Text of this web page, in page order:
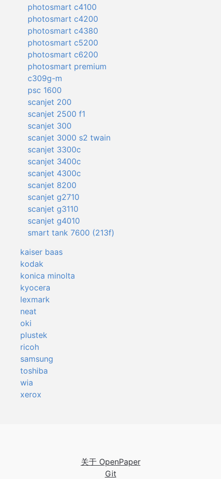
photosmart c4100
photosmart c4200
photosmart c4380
photosmart c5200
photosmart c6200
photosmart premium
c309g-m
psc 1600
scanjet 200
scanjet 2500 f1
scanjet 300
scanjet 3000 s2 twain
scanjet 3300c
scanjet 3400c
scanjet 4300c
scanjet 8200
scanjet g2710
scanjet g3110
scanjet g4010
smart tank 7600 (213f)
kaiser baas
kodak
konica minolta
kyocera
lexmark
neat
oki
plustek
ricoh
samsung
toshiba
wia
xerox
关于 OpenPaper
Git